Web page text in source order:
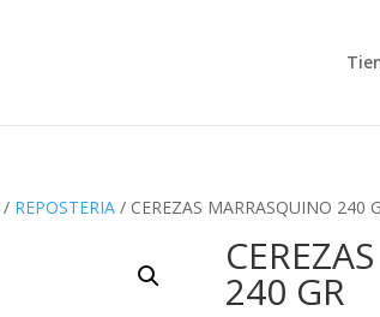
/ REPOSTERIA / CEREZAS MARRASQUINO 240
240 GR